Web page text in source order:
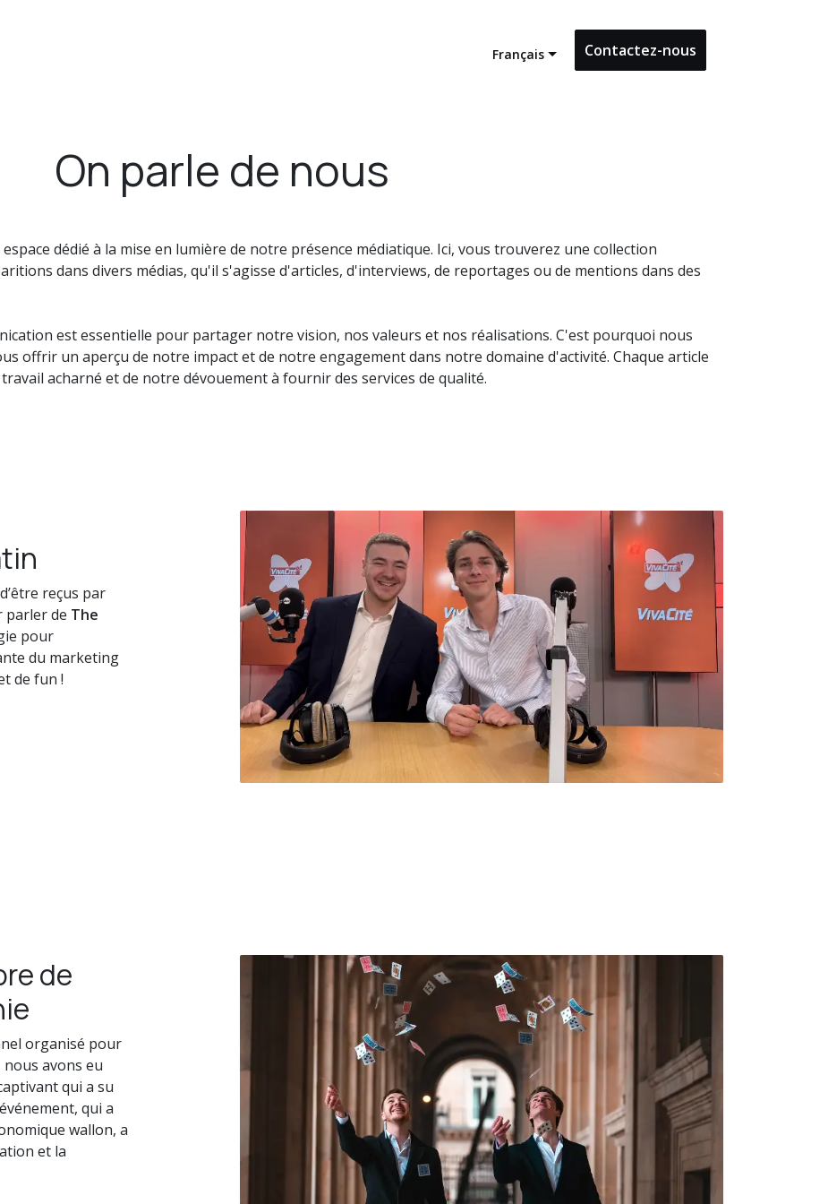
Français Contactez-nous
On parle de nous
dédié à la mise en lumière de notre présence médiatique. Ici, vous trouverez une collection
dans divers médias, qu'il s'agisse d'articles, d'interviews, de reportages ou de mentions dans des
est essentielle pour partager notre vision, nos valeurs et nos réalisations. C'est pourquoi nous
offrir un aperçu de notre impact et de notre engagement dans notre domaine d'activité. Chaque article
acharné et de notre dévouement à fournir des services de qualité.
reçus par
parler de The
pour
du marketing
de fun !
de
organisé pour
nous avons eu
qui a su
qui a
wallon, a
et la